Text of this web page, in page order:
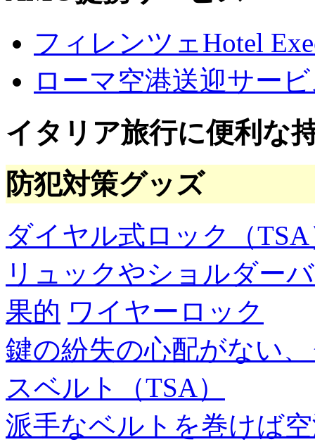
フィレンツェHotel
ローマ空港送迎サー
イタリア旅行に便利な
防犯対策グッズ
ダイヤル式ロック（
リュックやショルダー
果的 ワイヤーロック
鍵の紛失の心配がない
スベルト（TSA）
派手なベルトを巻けば